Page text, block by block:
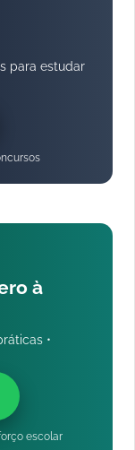
para estudar
à
•
escolar